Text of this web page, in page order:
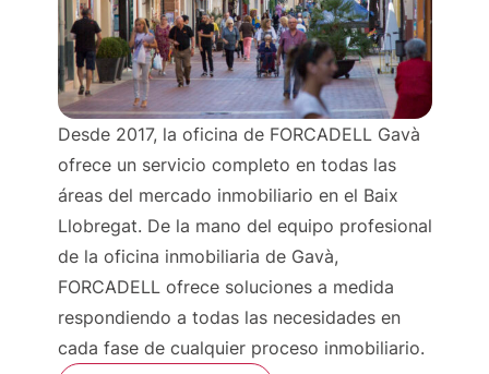
Desde 2017, la oficina de FORCADELL Gavà
ofrece un servicio completo en todas las
áreas del mercado inmobiliario en el Baix
Llobregat. De la mano del equipo profesional
de la oficina inmobiliaria de Gavà,
FORCADELL ofrece soluciones a medida
respondiendo a todas las necesidades en
cada fase de cualquier proceso inmobiliario.